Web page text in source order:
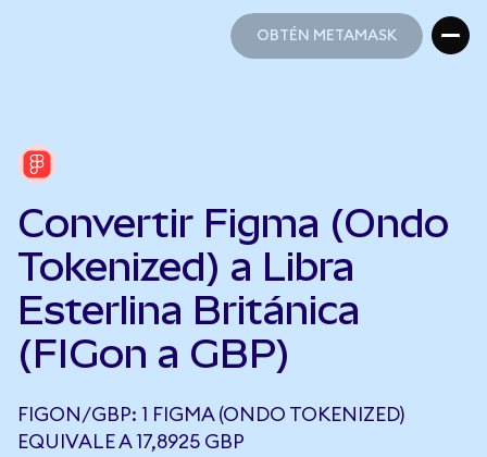
OBTÉN METAMASK
Convertir Figma (Ondo
Tokenized) a Libra
Esterlina Británica
(FIGon a GBP)
FIGON/GBP: 1 FIGMA (ONDO TOKENIZED)
EQUIVALE A 17,8925 GBP